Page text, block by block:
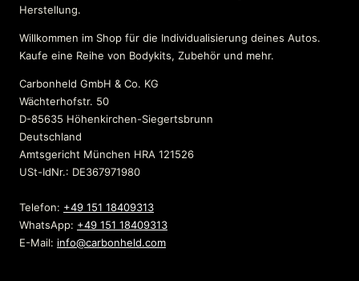
Herstellung.
Willkommen im Shop für die Individualisierung deines Autos.
Kaufe eine Reihe von Bodykits, Zubehör und mehr.
Carbonheld GmbH & Co. KG
Wächterhofstr. 50
D-85635 Höhenkirchen-Siegertsbrunn
Deutschland
Amtsgericht München HRA 121526
USt-IdNr.: DE367971980
Telefon: +49 151 18409313
WhatsApp: +49 151 18409313
E-Mail: info@carbonheld.com